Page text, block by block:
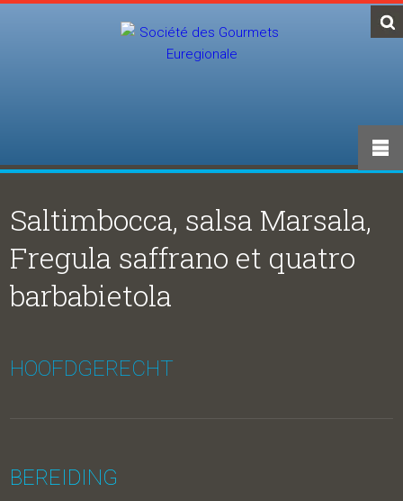
Saltimbocca, salsa Marsala,
Fregula saffrano et quatro
barbabietola
HOOFDGERECHT
BEREIDING